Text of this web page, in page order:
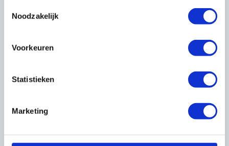
Noodzakelijk
Voorkeuren
Statistieken
Marketing
Cao's